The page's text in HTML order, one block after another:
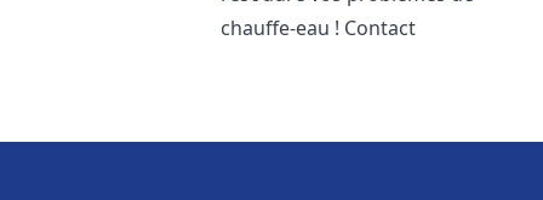
chauffe-eau ! Contact